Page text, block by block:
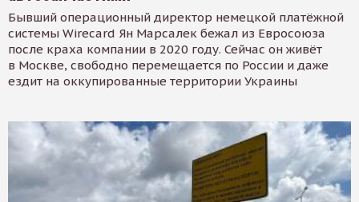
Бывший операционный директор немецкой платёжной
системы Wirecard Ян Марсалек бежал из Евросоюза
после краха компании в 2020 году. Сейчас он живёт
в Москве, свободно перемещается по России и даже
ездит на оккупированные территории Украины